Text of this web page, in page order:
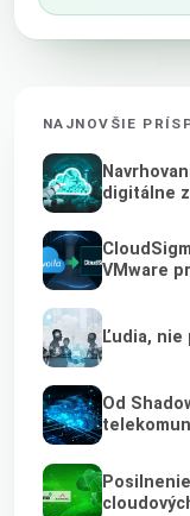
NAJNOVŠIE
digitálne
VMware
Ľudia,
Od